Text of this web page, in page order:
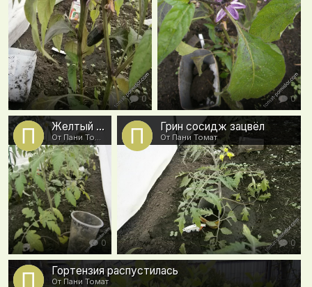
0 0
Желтый крупный от Борисовны зацвёл в ОГ
0
Грин сосидж зацвёл
От Пани Томат
0
Гортензия распустилась
От Пани Томат